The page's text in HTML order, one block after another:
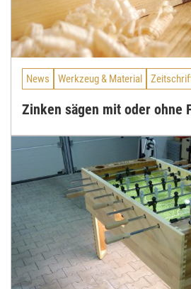
News Werkzeug & Material
Zinken sägen mit oder ohne